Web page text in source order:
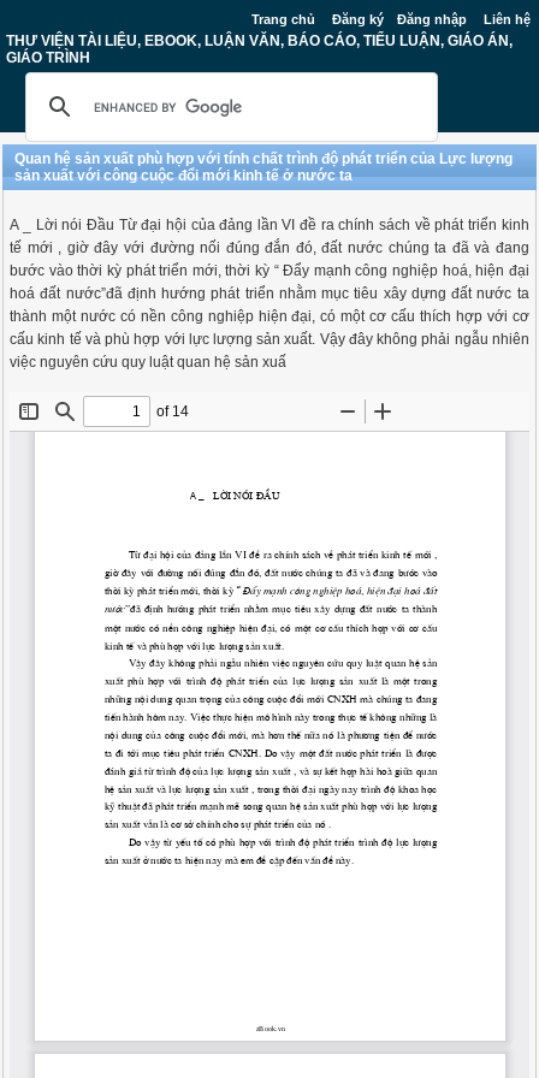
Trang chủ Đăng ký Đăng nhập Liên hệ
THƯ VIỆN TÀI LIỆU, EBOOK, LUẬN VĂN, BÁO CÁO, TIỂU LUẬN, GIÁO ÁN,
GIÁO TRÌNH
Quan hệ sản xuất phù hợp với tính chất trình độ phát triển của Lực lượng
sản xuất với công cuộc đổi mới kinh tế ở nước ta
A _ Lời nói Đầu Từ đại hội của đảng lần VI đề ra chính sách về phát triển kinh
tế mới , giờ đây với đường nối đúng đắn đó, đất nước chúng ta đã và đang
bước vào thời kỳ phát triển mới, thời kỳ “ Đẩy mạnh công nghiệp hoá, hiện đại
hoá đất nước”đã định hướng phát triển nhằm mục tiêu xây dựng đất nước ta
thành một nước có nền công nghiệp hiện đại, có một cơ cấu thích hợp với cơ
cấu kinh tế và phù hợp với lực lượng sản xuất. Vậy đây không phải ngẫu nhiên
việc nguyên cứu quy luật quan hệ sản xuấ